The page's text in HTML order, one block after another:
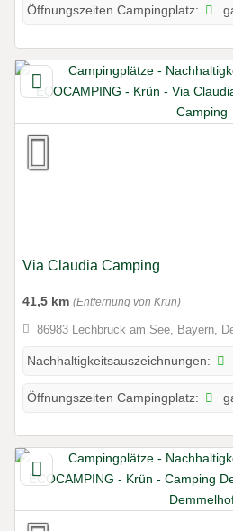
Öffnungszeiten Campingplatz:
Via Claudia Camping
41,5 km (Entfernung von Krün)
86983 Lechbruck am See, Bayern,
Nachhaltigkeitsauszeichnungen:
Öffnungszeiten Campingplatz: